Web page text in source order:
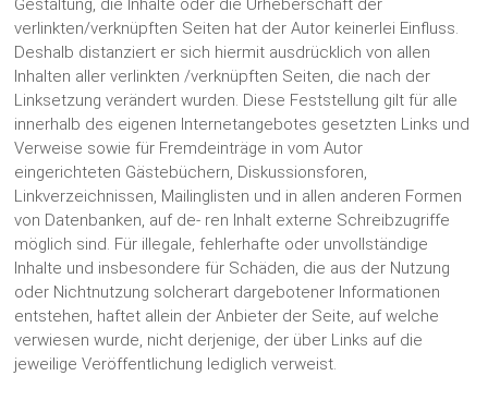
Gestaltung, die Inhalte oder die Urheberschaft der
verlinkten/verknüpften Seiten hat der Autor keinerlei Einfluss.
Deshalb distanziert er sich hiermit ausdrücklich von allen
Inhalten aller verlinkten /verknüpften Seiten, die nach der
Linksetzung verändert wurden. Diese Feststellung gilt für alle
innerhalb des eigenen Internetangebotes gesetzten Links und
Verweise sowie für Fremdeinträge in vom Autor
eingerichteten Gästebüchern, Diskussionsforen,
Linkverzeichnissen, Mailinglisten und in allen anderen Formen
von Datenbanken, auf de- ren Inhalt externe Schreibzugriffe
möglich sind. Für illegale, fehlerhafte oder unvollständige
Inhalte und insbesondere für Schäden, die aus der Nutzung
oder Nichtnutzung solcherart dargebotener Informationen
entstehen, haftet allein der Anbieter der Seite, auf welche
verwiesen wurde, nicht derjenige, der über Links auf die
jeweilige Veröffentlichung lediglich verweist.